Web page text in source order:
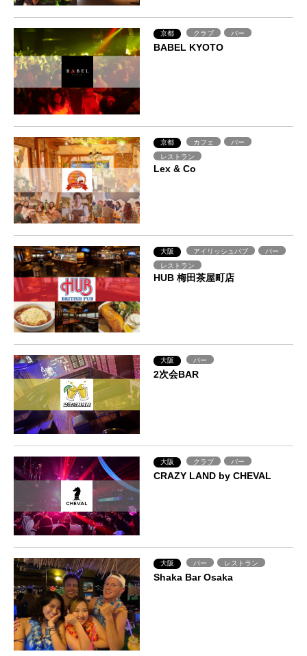
京都 クラブ バー
BABEL KYOTO
京都 カフェ
バー
レストラン
Lex & Co
大阪 アイリッシュパブ
バー
レストラン
HUB 梅田茶屋町店
大阪 バー
2次会BAR
大阪 クラブ バー
CRAZY LAND by CHEVAL
大阪 バー レストラン
Shaka Bar Osaka